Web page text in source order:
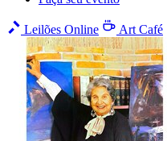
Leilões Online Art Café